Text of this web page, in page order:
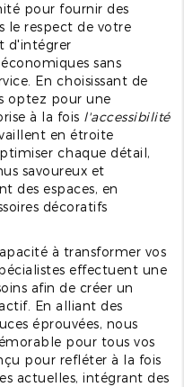
pour fournir des
le respect de votre
d'intégrer
sans
En choisissant de
optez pour une
à la fois l'accessibilité
en étroite
chaque détail,
savoureux et
des espaces, en
décoratifs
à transformer vos
effectuent une
afin de créer un
En alliant des
éprouvées, nous
pour tous vos
pour refléter à la fois
actuelles, intégrant des